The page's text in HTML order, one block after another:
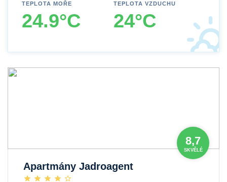
TEPLOTA MOŘE
24.9°C
TEPLOTA VZDUCHU
24°C
8,7
SKVĚLÉ
Apartmány Jadroagent